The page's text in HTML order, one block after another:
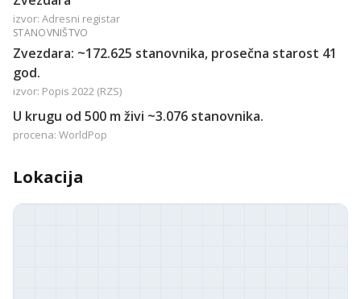
izvor: Adresni registar
STANOVNIŠTVO
Zvezdara: ~172.625 stanovnika, prosečna starost 41
god.
izvor: Popis 2022 (RZS)
U krugu od 500 m živi ~3.076 stanovnika.
procena: WorldPop
Lokacija